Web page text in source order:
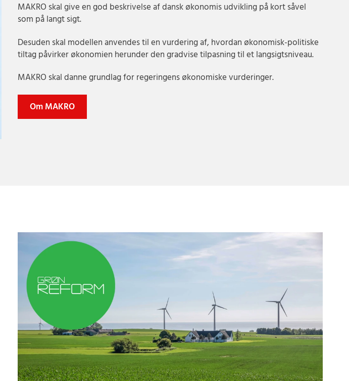
MAKRO skal give en god beskrivelse af dansk økonomis udvikling på kort såvel
som på langt sigt.
Desuden skal modellen anvendes til en vurdering af, hvordan økonomisk-politiske
tiltag påvirker økonomien herunder den gradvise tilpasning til et langsigtsniveau.
MAKRO skal danne grundlag for regeringens økonomiske vurderinger.
Om MAKRO